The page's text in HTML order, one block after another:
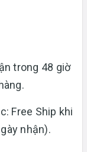
trong 48 giờ
Free Ship khi
nhận).